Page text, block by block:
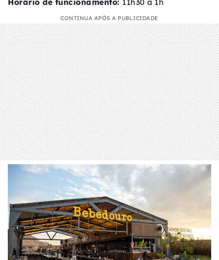
Horário de funcionamento: 11h30 à 1h
CONTINUA APÓS A PUBLICIDADE